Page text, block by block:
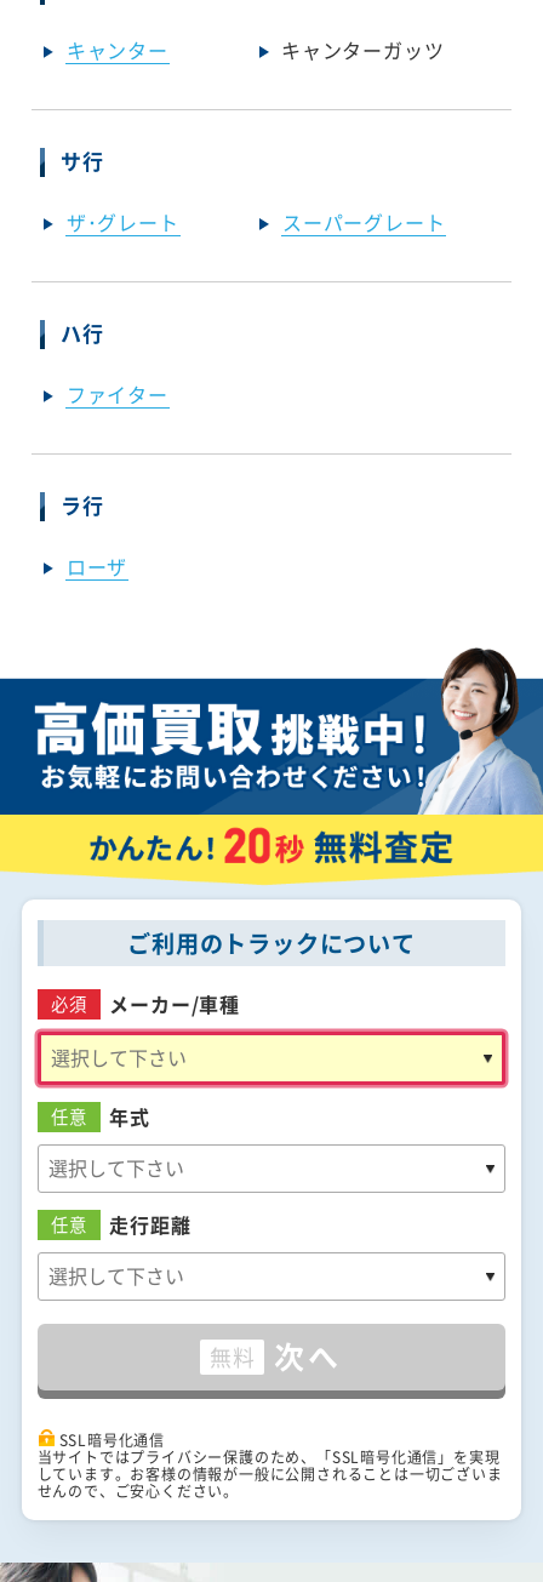
キャンター キャンターガッツ
サ行
ザ･グレート スーパーグレート
ハ行
ファイター
ラ行
ローザ
ご利用のトラックについて
必須 メーカー/車種
任意 年式
任意 走行距離
無料 次へ
SSL暗号化通信
当サイトではプライバシー保護のため、「SSL暗号化通信」を実現
しています。お客様の情報が一般に公開されることは一切ございま
せんので、ご安心ください。